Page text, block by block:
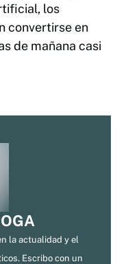
los
convertirse en
de mañana casi
la actualidad y el
Escribo con un